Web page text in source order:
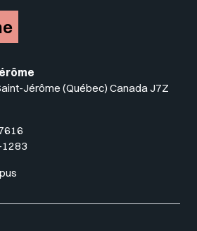
Jérôme (Québec) Canada J7Z